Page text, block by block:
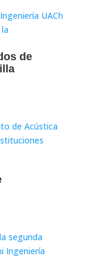
de